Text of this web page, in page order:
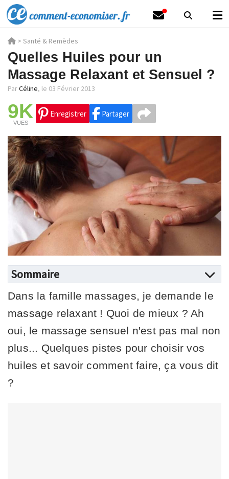
> Santé & Remèdes
Quelles Huiles pour un
Massage Relaxant et Sensuel ?
ParCéline, le 03 Février 2013
9K
VUES
Enregistrer Partager
Sommaire
Dans la famille massages, je demande le
massage relaxant ! Quoi de mieux ? Ah
oui, le massage sensuel n'est pas mal non
plus... Quelques pistes pour choisir vos
huiles et savoir comment faire, ça vous dit
?